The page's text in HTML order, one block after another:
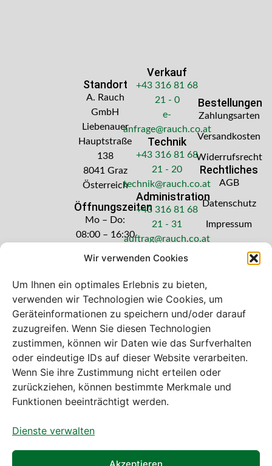
Wir verwenden Cookies
Um Ihnen ein optimales Erlebnis zu bieten,
verwenden wir Technologien wie Cookies, um
Geräteinformationen zu speichern und/oder darauf
zuzugreifen. Wenn Sie diesen Technologien
zustimmen, können wir Daten wie das Surfverhalten
oder eindeutige IDs auf dieser Website verarbeiten.
Wenn Sie ihre Zustimmung nicht erteilen oder
zurückziehen, können bestimmte Merkmale und
Funktionen beeinträchtigt werden.
Dienste verwalten
Akzeptieren
Standort
A. Rauch
GmbH
Liebenauer
Hauptstraße
138
8041 Graz
Österreich
Öffnungszeiten
Mo – Do:
08:00 – 16:30
Freitag: 08:00
Verkauf
+43 316 81 68
21 - 0
e-
anfrage@rauch.co.at
Technik
+43 316 81 68
21 - 20
technik@rauch.co.at
Administration
+43 316 81 68
21 - 31
auftrag@rauch.co.at
Bestellungen
Zahlungsarten
Versandkosten
Widerrufsrecht
Rechtliches
AGB
Datenschutz
Impressum
Bei diesem Webshop handelt es sich um
einen B2B-Webshop
A. Rauch GmbH – Ihr Experte aus Österreich für Waagen,
Eich- & Kalibrierservice, Sprühnebel-Zerstäubungstechnik
und Lebensmittelmaschinen.
Sämtliche Angebote der A. Rauch GmbH richten sich
gewerbliche Kunden, Institutionen, Kommunen usw. aus